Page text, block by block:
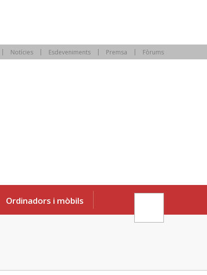
Notícies Esdeveniments Premsa Fòrums
Ordinadors i mòbils